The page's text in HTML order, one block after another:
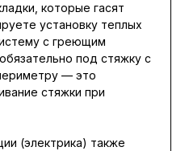
которые гасят
установку теплых
с греющим
под стяжку с
— это
стяжки при
(электрика) также